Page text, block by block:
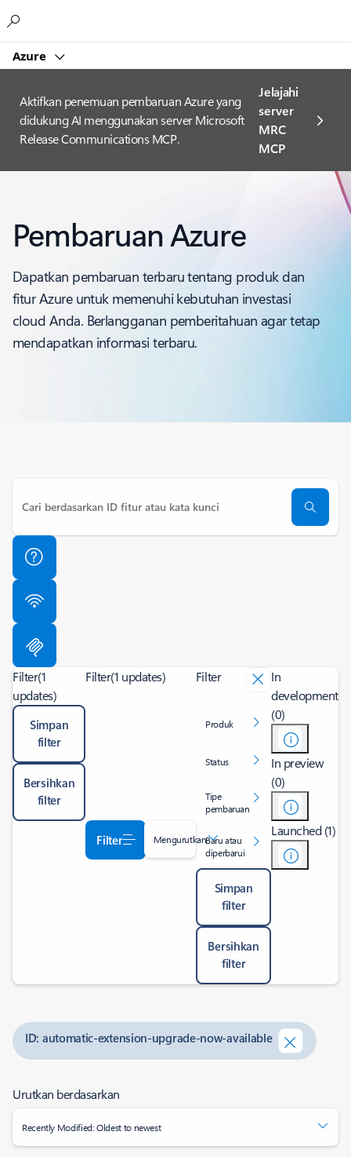
Azure
Aktifkan penemuan pembaruan Azure yang
didukung AI menggunakan server Microsoft
Release Communications MCP.
Jelajahi
server
MRC
MCP
Pembaruan Azure
Dapatkan pembaruan terbaru tentang produk dan
fitur Azure untuk memenuhi kebutuhan investasi
cloud Anda. Berlangganan pemberitahuan agar tetap
mendapatkan informasi terbaru.
Filter(1
updates)
Simpan
filter
Bersihkan
filter
Filter(1 updates)
Filter Mengurutkan
Filter
Produk
Status
Tipe
pembaruan
Baru atau
diperbarui
Simpan
filter
Bersihkan
filter
In
development
(0)
In preview
(0)
Launched (1)
ID: automatic-extension-upgrade-now-available
Urutkan berdasarkan
Recently Modified: Oldest to newest